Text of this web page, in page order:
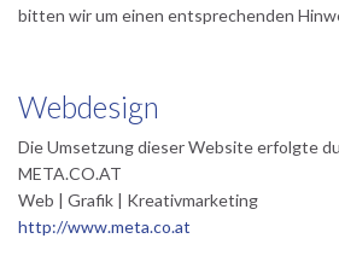
bitten wir um einen entsprechenden
Webdesign
Die Umsetzung dieser Website erfolgte
META.CO.AT
Web | Grafik | Kreativmarketing
http://www.meta.co.at